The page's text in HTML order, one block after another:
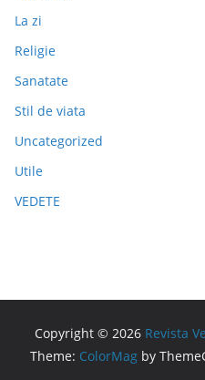
La zi
Religie
Sanatate
Stil de viata
Uncategorized
Utile
VEDETE
Copyright © 2026 Revista
Theme: ColorMag by